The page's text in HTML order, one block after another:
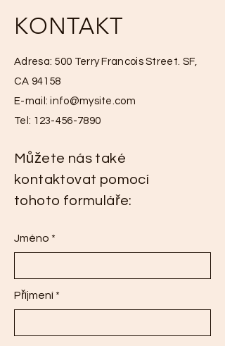
KONTAKT
Adresa: 500 Terry Francois Street. SF,
CA 94158
E-mail:info@mysite.com
Tel: 123-456-7890
Můžete nás také
kontaktovat pomocí
tohoto formuláře:
Jméno
Příjmení